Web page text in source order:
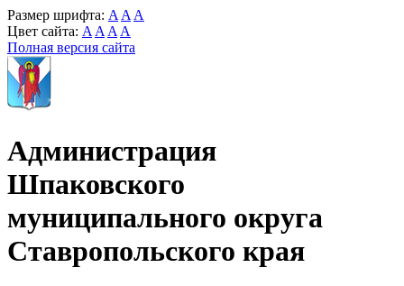
Размер шрифта: A A A
Цвет сайта: A A A A
Полная версия сайта
Администрация
Шпаковского
муниципального округа
Ставропольского края